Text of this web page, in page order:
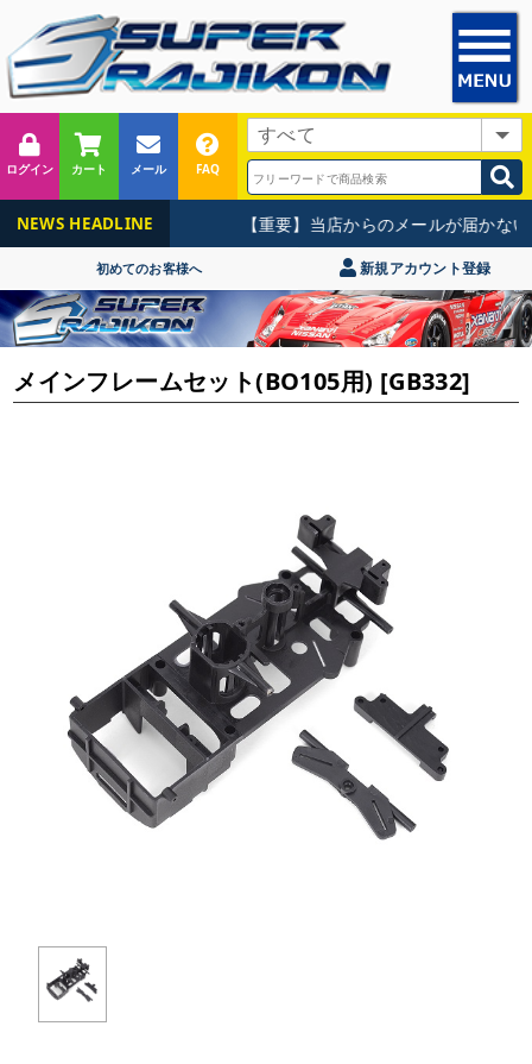
ログイン カート メール FAQ
NEWS HEADLINE 【重要】当店からのメールが届かない
初めてのお客様へ 新規アカウント登録
メインフレームセット(BO105用) [GB332]